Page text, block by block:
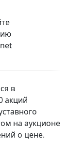
в
акций
на аукционе
о цене.